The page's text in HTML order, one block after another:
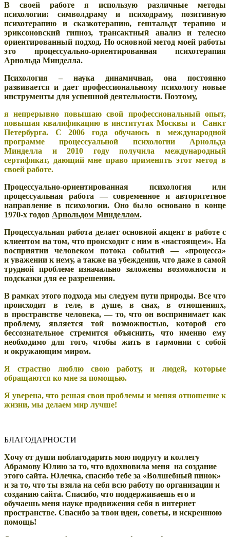
В своей работе я использую различные методы
психологии: символдраму и психодраму, позитивную
психотерапию и сказкотерапию, гештальдт терапию и
эриксоновский гипноз, трансактный анализ и телесно
ориентированный подход. Но основной метод моей работы
это процессуально-ориентированная психотерапия
Арнольда Минделла.
Психология – наука динамичная, она постоянно
развивается и дает профессиональному психологу новые
инструменты для успешной деятельности. Поэтому,
я непрерывно повышаю свой профессиональный опыт,
повышая квалификацию в институтах Москвы и Санкт
Петербурга. С 2006 года обучаюсь в международной
программе процессуальной психологии Арнольда
Минделла и 2010 году получила международный
сертификат, дающий мне право применять этот метод в
своей работе.
Процессуально-ориентированная психология или
процессуальная работа — современное и авторитетное
направление в психологии. Оно было основано в конце
1970-х годов Арнольдом Минделлом.
Процессуальная работа делает основной акцент в работе с
клиентом на том, что происходит с ним в «настоящем». На
восприятии человеком потока событий — «процесса»
и уважении к нему, а также на убеждении, что даже в самой
трудной проблеме изначально заложены возможности и
подсказки для ее разрешения.
В рамках этого подхода мы следуем пути природы. Все что
происходит в теле, в душе, в снах, в отношениях,
в пространстве человека, — то, что он воспринимает как
проблему, является той возможностью, которой его
бессознательное стремится объяснить, что именно ему
необходимо для того, чтобы жить в гармонии с собой
и окружающим миром.
Я страстно люблю свою работу, и людей, которые
обращаются ко мне за помощью.
Я уверена, что решая свои проблемы и меняя отношение к
жизни, мы делаем мир лучше!
БЛАГОДАРНОСТИ
Хочу от души поблагодарить мою подругу и коллегу
Абрамову Юлию за то, что вдохновила меня на создание
этого сайта. Юлечка, спасибо тебе за «Волшебный пинок»
и за то, что ты взяла на себя всю работу по организации и
созданию сайта. Спасибо, что поддерживаешь его и
обучаешь меня науке продвижения себя в интернет
пространстве. Спасибо за твои идеи, советы, и искреннюю
помощь!